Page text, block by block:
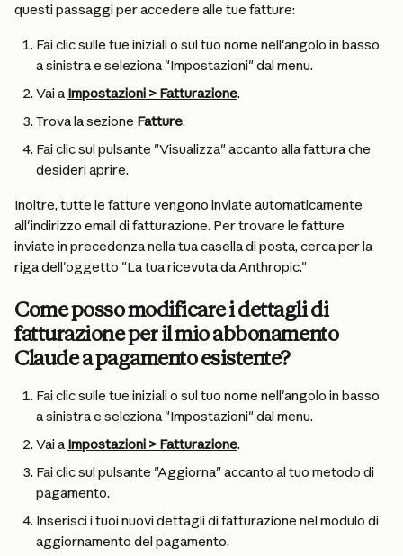
questi passaggi per accedere alle tue fatture:
Fai clic sulle tue iniziali o sul tuo nome nell'angolo in basso
a sinistra e seleziona "Impostazioni" dal menu.
Vai a Impostazioni > Fatturazione.
Trova la sezione Fatture.
Fai clic sul pulsante "Visualizza" accanto alla fattura che
desideri aprire.
Inoltre, tutte le fatture vengono inviate automaticamente
all'indirizzo email di fatturazione. Per trovare le fatture
inviate in precedenza nella tua casella di posta, cerca per la
riga dell'oggetto "La tua ricevuta da Anthropic."
Come posso modificare i dettagli di
fatturazione per il mio abbonamento
Claude a pagamento esistente?
Fai clic sulle tue iniziali o sul tuo nome nell'angolo in basso
a sinistra e seleziona "Impostazioni" dal menu.
Vai a Impostazioni > Fatturazione.
Fai clic sul pulsante "Aggiorna" accanto al tuo metodo di
pagamento.
Inserisci i tuoi nuovi dettagli di fatturazione nel modulo di
aggiornamento del pagamento.